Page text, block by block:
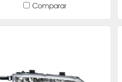
Comparar